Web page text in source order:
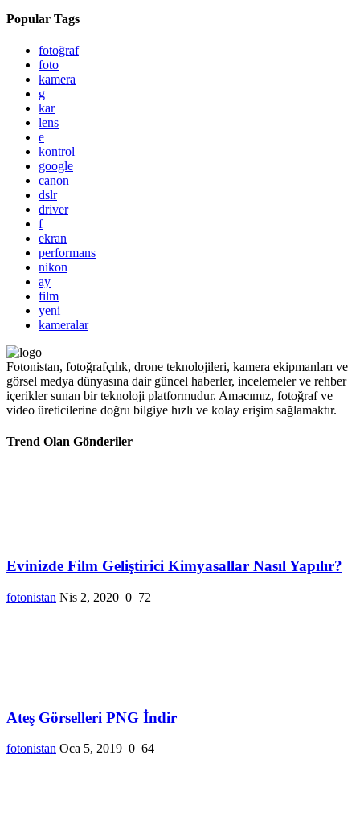
Popular Tags
fotoğraf
foto
kamera
g
kar
lens
e
kontrol
google
canon
dslr
driver
f
ekran
performans
nikon
ay
film
yeni
kameralar
Fotonistan, fotoğrafçılık, drone teknolojileri, kamera ekipmanları ve
görsel medya dünyasına dair güncel haberler, incelemeler ve rehber
içerikler sunan bir teknoloji platformudur. Amacımız, fotoğraf ve
video üreticilerine doğru bilgiye hızlı ve kolay erişim sağlamaktır.
Trend Olan Gönderiler
Evinizde Film Geliştirici Kimyasallar Nasıl Yapılır?
fotonistan Nis 2, 2020 0 72
Ateş Görselleri PNG İndir
fotonistan Oca 5, 2019 0 64